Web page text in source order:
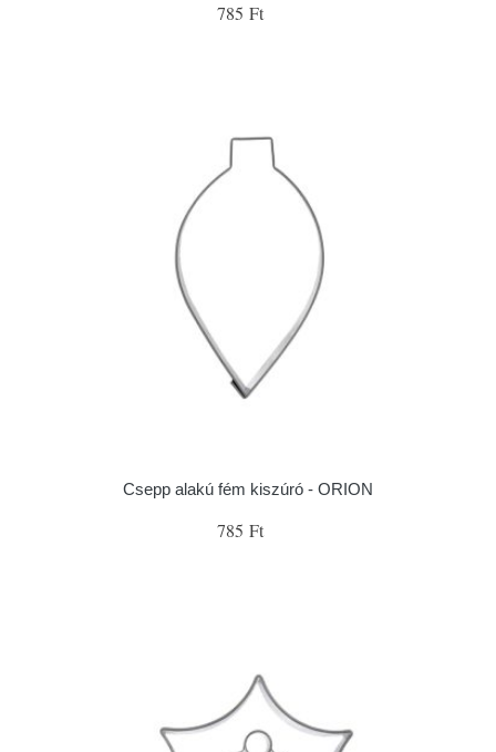
785 Ft
Csepp alakú fém kiszúró - ORION
785 Ft